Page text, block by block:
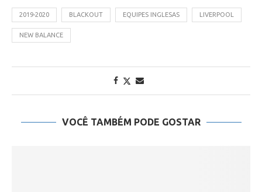
2019-2020 BLACKOUT EQUIPES INGLESAS LIVERPOOL
NEW BALANCE
VOCÊ TAMBÉM PODE GOSTAR